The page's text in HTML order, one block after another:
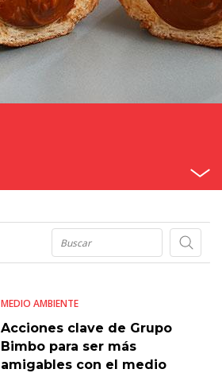
MEDIO AMBIENTE
Acciones clave de Grupo
Bimbo para ser más
amigables con el medio